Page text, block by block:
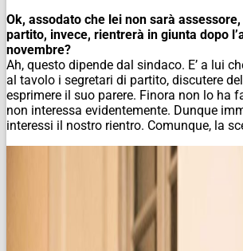
Ok, assodato che lei non sarà
partito, invece, rientrerà in giunta dopo
novembre?
Ah, questo dipende dal sindaco. E’ a lui
al tavolo i segretari di partito, discutere
esprimere il suo parere. Finora non lo ha
non interessa evidentemente. Dunque
interessi il nostro rientro. Comunque, la